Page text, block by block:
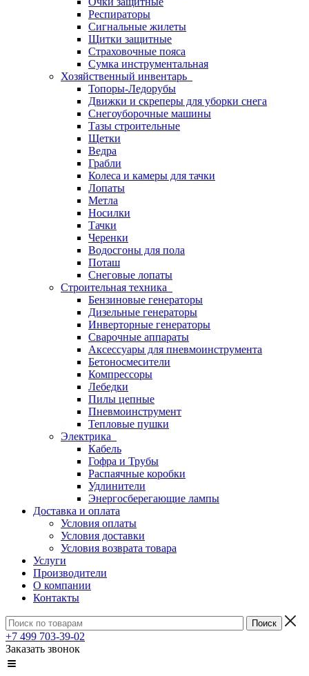
Респираторы
Сигнальные жилеты
Щитки защитные
Страховочные пояса
Сумка инструментальная
Хозяйственный инвентарь
Топоры-Ледорубы
Движки и скреперы для уборки снега
Снегоуборочные машины
Тазы строительные
Щетки
Ведра
Грабли
Колеса и камеры для тачки
Лопаты
Метла
Носилки
Тачки
Черенки
Водосгоны для пола
Поташ
Снеговые лопаты
Строительная техника
Бензиновые генераторы
Дизельные генераторы
Инверторные генераторы
Сварочные аппараты
Аксессуары для пневмоинструмента
Бетоносмесители
Компрессоры
Лебедки
Пилы цепные
Пневмоинструмент
Тепловые пушки
Электрика
Кабель
Гофра и Трубы
Распаячные коробки
Удлинители
Энергосберегающие лампы
Доставка и оплата
Условия оплаты
Условия доставки
Условия возврата товара
Услуги
Производители
О компании
Контакты
+7 499 703-39-02
Заказать звонок